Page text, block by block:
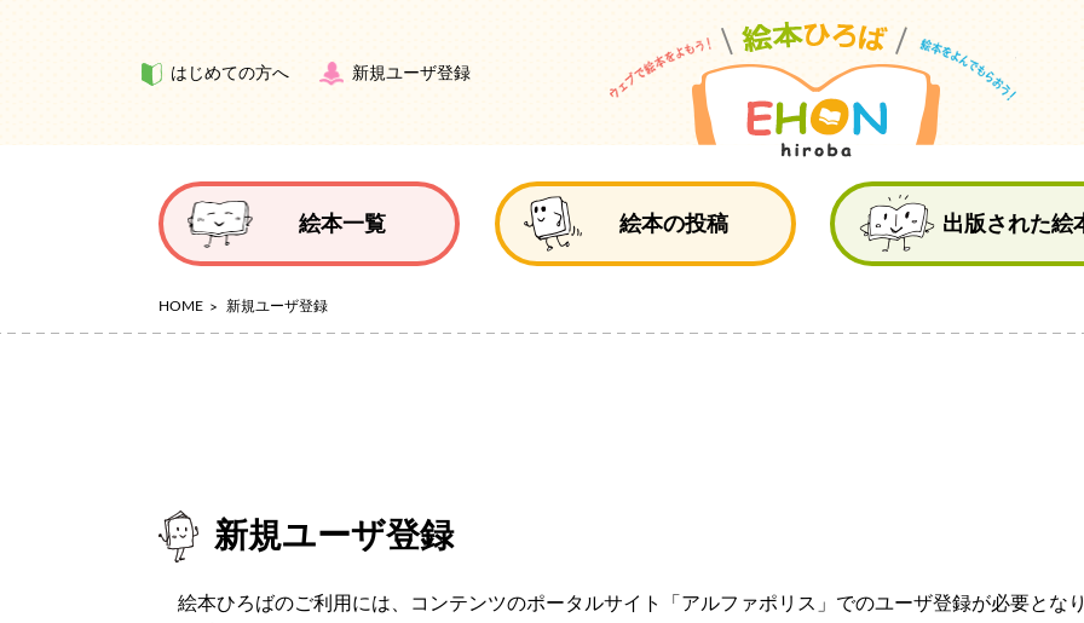
はじめての方へ 新規ユーザ登録
絵本一覧 絵本の投稿 出版された絵
HOME 新規ユーザ登録
新規ユーザ登録
絵本ひろばのご利用には、コンテンツのポータルサイト「アルファポリス」でのユーザ登録が必要とな